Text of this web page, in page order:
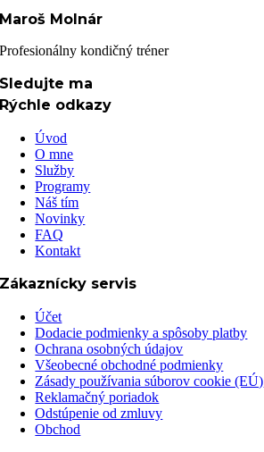
Maroš Molnár
Profesionálny kondičný tréner
Sledujte ma
Rýchle odkazy
Úvod
O mne
Služby
Programy
Náš tím
Novinky
FAQ
Kontakt
Zákaznícky servis
Účet
Dodacie podmienky a spôsoby platby
Ochrana osobných údajov
Všeobecné obchodné podmienky
Zásady používania súborov cookie (EÚ)
Reklamačný poriadok
Odstúpenie od zmluvy
Obchod